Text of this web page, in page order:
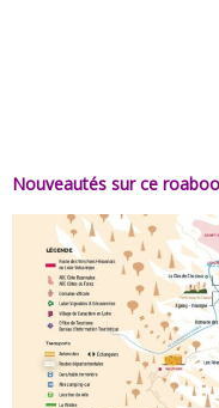
Nouveautés sur ce